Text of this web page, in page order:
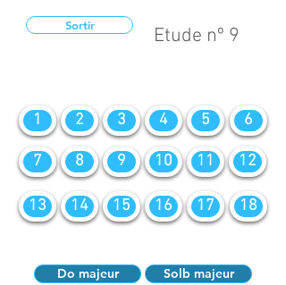
Sortir Etude nº 9
1 2 3 4 5 6
7 8 9 10 11 12
13 14 15 16 17 18
Do majeur
Solb majeur